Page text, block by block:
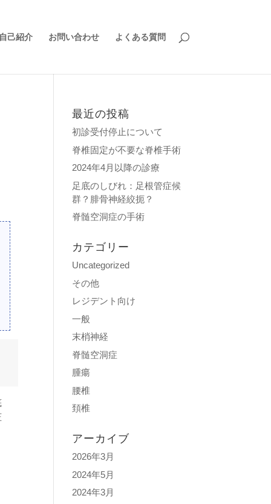
己紹介 お問い合わせ よくある質問
最近の投稿
初診受付停止について
脊椎固定が不要な脊椎手術
2024年4月以降の診療
足底のしびれ：足根管症候
群？腓骨神経絞扼？
脊髄空洞症の手術
カテゴリー
Uncategorized
その他
レジデント向け
一般
末梢神経
脊髄空洞症
腫瘍
腰椎
頚椎
アーカイブ
2026年3月
2024年5月
2024年3月